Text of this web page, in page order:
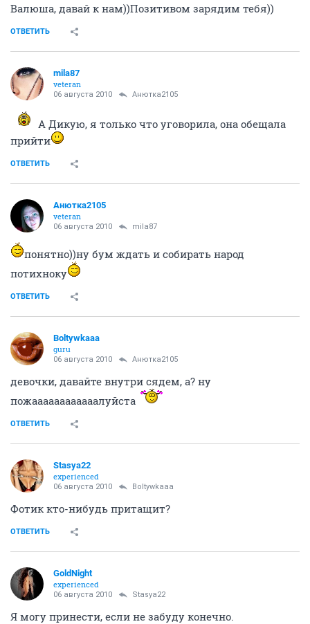
Валюша, давай к нам))Позитивом зарядим тебя))
ОТВЕТИТЬ
mila87
veteran
06 августа 2010 Анютка2105
А Дикую, я только что уговорила, она обещала
прийти
ОТВЕТИТЬ
Анютка2105
veteran
06 августа 2010 mila87
понятно))ну бум ждать и собирать народ
потихноку
ОТВЕТИТЬ
Boltywkaaa
guru
06 августа 2010 Анютка2105
девочки, давайте внутри сядем, а? ну
пожаааааааааааалуйста
ОТВЕТИТЬ
Stasya22
experienced
06 августа 2010 Boltywkaaa
Фотик кто-нибудь притащит?
ОТВЕТИТЬ
GoldNight
experienced
06 августа 2010 Stasya22
Я могу принести, если не забуду конечно.